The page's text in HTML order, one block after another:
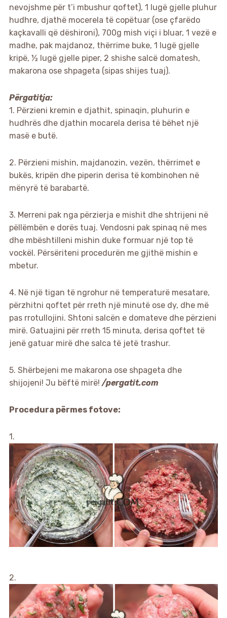
nevojshme për t’i mbushur qoftet), 1 lugë gjelle pluhur
hudhre, djathë mocerela të copëtuar (ose çfarëdo
kaçkavalli që dëshironi), 700g mish viçi i bluar, 1 vezë e
madhe, pak majdanoz, thërrime buke, 1 lugë gjelle
kripë, ½ lugë gjelle piper, 2 shishe salcë domatesh,
makarona ose shpageta (sipas shijes tuaj).
Përgatitja:
1. Përzieni kremin e djathit, spinaqin, pluhurin e
hudhrës dhe djathin mocarela derisa të bëhet një
masë e butë.
2. Përzieni mishin, majdanozin, vezën, thërrimet e
bukës, kripën dhe piperin derisa të kombinohen në
mënyrë të barabartë.
3. Merreni pak nga përzierja e mishit dhe shtrijeni në
pëllëmbën e dorës tuaj. Vendosni pak spinaq në mes
dhe mbështilleni mishin duke formuar një top të
vockël. Përsëriteni procedurën me gjithë mishin e
mbetur.
4. Në një tigan të ngrohur në temperaturë mesatare,
përzhitni qoftet për rreth një minutë ose dy, dhe më
pas rrotullojini. Shtoni salcën e domateve dhe përzieni
mirë. Gatuajini për rreth 15 minuta, derisa qoftet të
jenë gatuar mirë dhe salca të jetë trashur.
5. Shërbejeni me makarona ose shpageta dhe
shijojeni! Ju bëftë mirë!/pergatit.com
Procedura përmes fotove:
1.
2.